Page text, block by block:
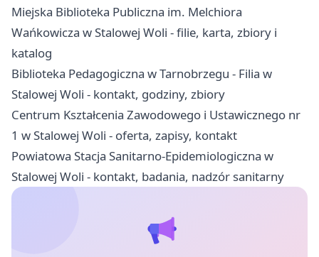
Miejska Biblioteka Publiczna im. Melchiora
Wańkowicza w Stalowej Woli - filie, karta, zbiory i
katalog
Biblioteka Pedagogiczna w Tarnobrzegu - Filia w
Stalowej Woli - kontakt, godziny, zbiory
Centrum Kształcenia Zawodowego i Ustawicznego nr
1 w Stalowej Woli - oferta, zapisy, kontakt
Powiatowa Stacja Sanitarno-Epidemiologiczna w
Stalowej Woli - kontakt, badania, nadzór sanitarny